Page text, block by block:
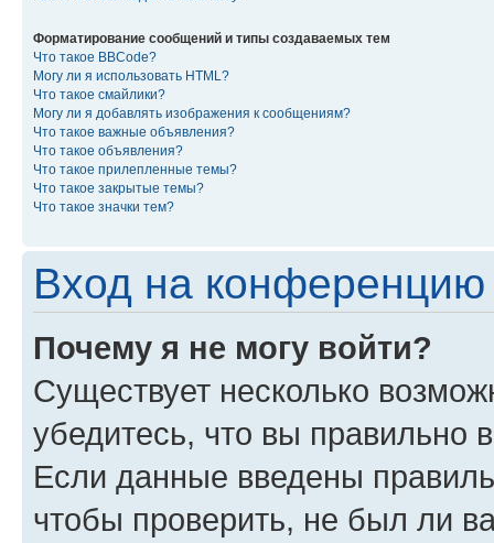
Форматирование сообщений и типы создаваемых тем
Что такое BBCode?
Могу ли я использовать HTML?
Что такое смайлики?
Могу ли я добавлять изображения к сообщениям?
Что такое важные объявления?
Что такое объявления?
Что такое прилепленные темы?
Что такое закрытые темы?
Что такое значки тем?
Вход на конференцию
Почему я не могу войти?
Существует несколько
убедитесь, что вы правильно
Если данные введены
чтобы проверить, не был ли